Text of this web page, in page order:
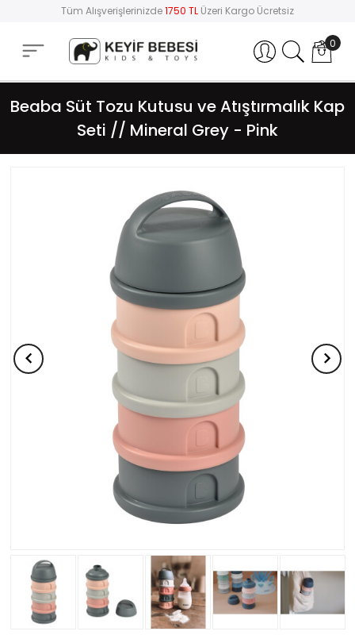
Tüm Alışverişlerinizde1750 TL Üzeri Kargo Ücretsiz
Hesabım 0
Beaba Süt Tozu Kutusu ve Atıştırmalık Kap
Seti // Mineral Grey - Pink